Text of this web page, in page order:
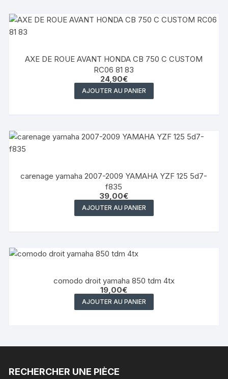
AXE DE ROUE AVANT HONDA CB 750 C CUSTOM
RC06 81 83
24,90€
AJOUTER AU PANIER
carenage yamaha 2007-2009 YAMAHA YZF 125 5d7-
f835
39,00€
AJOUTER AU PANIER
comodo droit yamaha 850 tdm 4tx
19,00€
AJOUTER AU PANIER
RECHERCHER UNE PIÈCE